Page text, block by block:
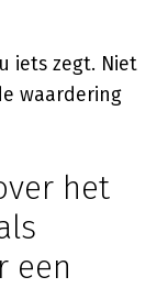
iets zegt. Niet
waardering
het
een